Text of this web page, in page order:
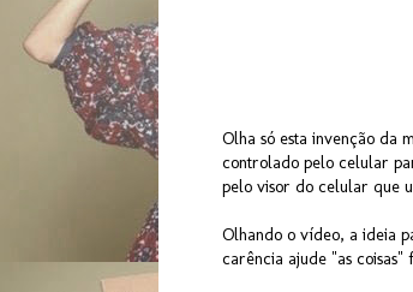
Olha só esta invenção da
controlado pelo celular
pelo visor do celular que
Olhando o vídeo, a ideia
carência ajude "as coisas"